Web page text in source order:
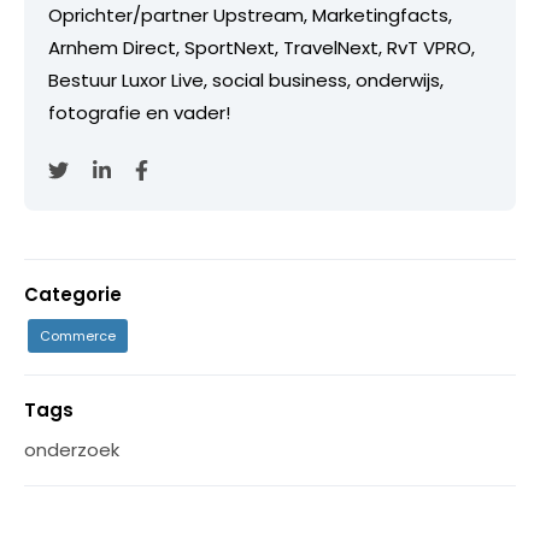
Oprichter/partner Upstream, Marketingfacts,
Arnhem Direct, SportNext, TravelNext, RvT VPRO,
Bestuur Luxor Live, social business, onderwijs,
fotografie en vader!
Categorie
Commerce
Tags
onderzoek